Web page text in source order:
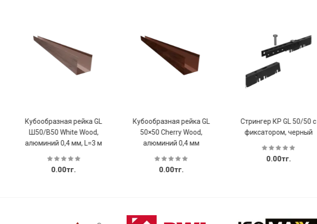
Кубообразная рейка GL
Ш50/В50 White Wood,
алюминий 0,4 мм, L=3 м
0.00тг.
Кубообразная рейка GL
50×50 Cherry Wood,
алюминий 0,4 мм
0.00тг.
Стрингер КР GL 50/50 с
фиксатором, черный
0.00тг.